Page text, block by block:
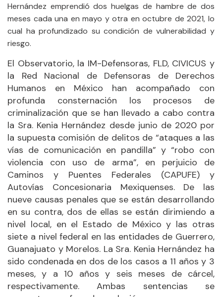
Hernández emprendió dos huelgas de hambre de dos
meses cada una en mayo y otra en octubre de 2021, lo
cual ha profundizado su condición de vulnerabilidad y
riesgo.
El Observatorio, la IM-Defensoras, FLD, CIVICUS y
la Red Nacional de Defensoras de Derechos
Humanos en México han acompañado con
profunda consternación los procesos de
criminalización que se han llevado a cabo contra
la Sra. Kenia Hernández desde junio de 2020 por
la supuesta comisión de delitos de “ataques a las
vías de comunicación en pandilla” y “robo con
violencia con uso de arma”, en perjuicio de
Caminos y Puentes Federales (CAPUFE) y
Autovías Concesionaria Mexiquenses. De las
nueve causas penales que se están desarrollando
en su contra, dos de ellas se están dirimiendo a
nivel local, en el Estado de México y las otras
siete a nivel federal en las entidades de Guerrero,
Guanajuato y Morelos. La Sra. Kenia Hernández ha
sido condenada en dos de los casos a 11 años y 3
meses, y a 10 años y seis meses de cárcel,
respectivamente. Ambas sentencias se